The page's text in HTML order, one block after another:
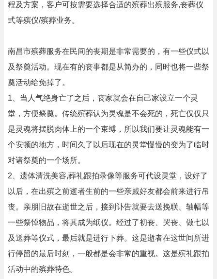
程及方案，客户可按需要选择合适的殡葬出殡服务,丧葬仪
式等殡仪/殡葬业务。
南昌市殡葬服务在民间的丧期是非常需要的，有一些仪式以
及祭奠活动。现在有的丧事都是从简办的，同时也将一些祭
奠活动给免掉了。
1、当人气绝身亡了之后，丧家就会在自己家设立一个灵
堂，方便祭奠。传统殡葬认为灵魂是不会死的，死亡仅仅只
是灵魂将摆脱肉体上的一个束缚，所以我们要让灵魂能有一
个安顿的地方，时间久了以后现在的灵堂慢慢的变为了临时
对诸祭奠的一个场所。
2、遗体清洗美容,葬礼跟拍录像等服务可代设灵堂，设好了
以后，在出殡之前逝者生前的一些亲戚好友都会前来进行吊
丧。亲朋旧故在逝世之后，接到讣告就要去送挽联、轴幅等
一些祭悼物品，将其成为纸仪。经过了初丧、哭丧、做七以
及送葬等仪式，最后就是进行下葬。这是逝者在这世间所进
行停留的最后时刻，一般都是会非常的重视。这是殡礼跟拍
活动中的殡葬特色。